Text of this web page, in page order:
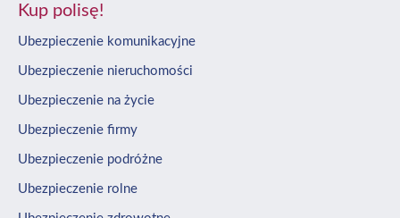
Kup polisę!
Ubezpieczenie komunikacyjne
Ubezpieczenie nieruchomości
Ubezpieczenie na życie
Ubezpieczenie firmy
Ubezpieczenie podróżne
Ubezpieczenie rolne